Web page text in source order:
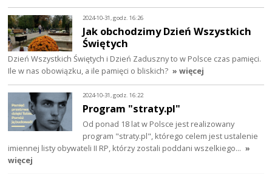
2024-10-31, godz. 16:26
Jak obchodzimy Dzień Wszystkich
Świętych
Dzień Wszystkich Świętych i Dzień Zaduszny to w Polsce czas pamięci.
Ile w nas obowiązku, a ile pamięci o bliskich? » więcej
2024-10-31, godz. 16:22
Program "straty.pl"
Od ponad 18 lat w Polsce jest realizowany
program "straty.pl", którego celem jest ustalenie
imiennej listy obywateli II RP, którzy zostali poddani wszelkiego… »
więcej